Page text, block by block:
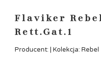
Flaviker
Rett.Gat.1
Producent: | Kolekcja: Rebel